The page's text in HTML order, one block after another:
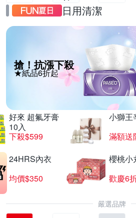
日用清潔
搶！抗漲下殺
★紙品6折起
好來 超氟牙膏
10入
下殺$599
小獅王
滿額送
24HRS內衣
均價$350
櫻桃小
歡慶6
嚴選品牌